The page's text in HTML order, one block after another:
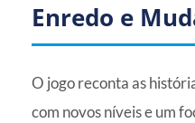
Enredo e
O jogo reconta as
com novos níveis e um